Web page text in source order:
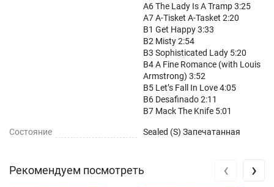
A6 The Lady Is A Tramp 3:25
A7 A-Tisket A-Tasket 2:20
B1 Get Happy 3:33
B2 Misty 2:54
B3 Sophisticated Lady 5:20
B4 A Fine Romance (with Louis
Armstrong) 3:52
B5 Let’s Fall In Love 4:05
B6 Desafinado 2:11
B7 Mack The Knife 5:01
Состояние Sealed (S) Запечатанная
Рекомендуем посмотреть ‹ ›